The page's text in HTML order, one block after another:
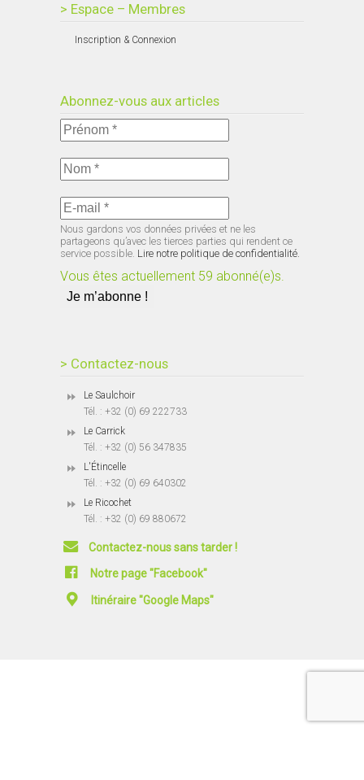
> Espace – Membres
Inscription & Connexion
Abonnez-vous aux articles
Nous gardons vos données privées et ne les
partageons qu’avec les tierces parties qui rendent ce
service possible. Lire notre politique de confidentialité.
Vous êtes actuellement 59 abonné(e)s.
> Contactez-nous
Le Saulchoir
Tél. : +32 (0) 69 222733
Le Carrick
Tél. : +32 (0) 56 347835
L'Étincelle
Tél. : +32 (0) 69 640302
Le Ricochet
Tél. : +32 (0) 69 880672
Contactez-nous sans tarder !
Notre page "Facebook"
Itinéraire "Google Maps"